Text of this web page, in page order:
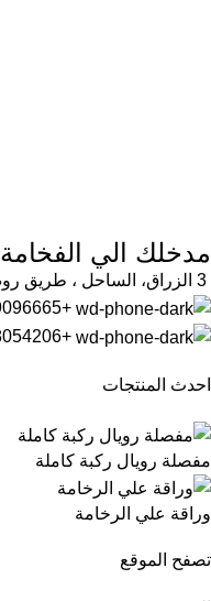
مدخلك الي الفخامة
3 الزراق، الساحل ، طريق روض الفرج، القاهرة
+201099096665
+201008054206
احدث المنتجات
مفصلة رويال ركبة كاملة
وراقة علي الرخامة
تصفح الموقع